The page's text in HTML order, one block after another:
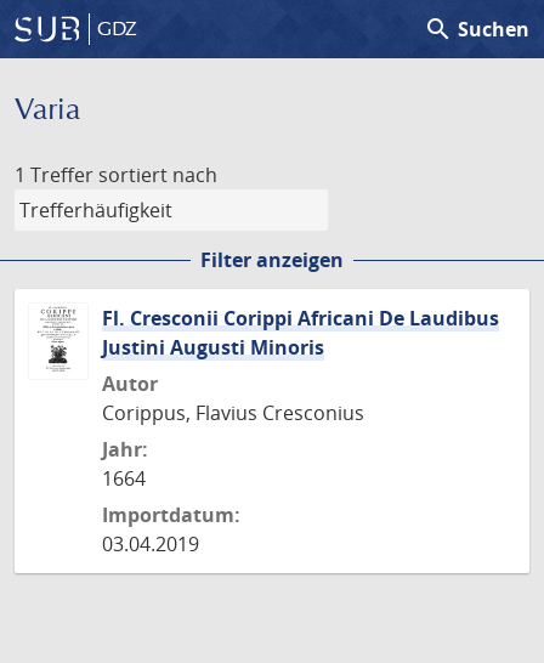
GDZ search Suchen
Varia
1 Treffer sortiert nach
Filter anzeigen
Fl. Cresconii Corippi Africani De Laudibus
Justini Augusti Minoris
Autor
Corippus, Flavius Cresconius
Jahr:
1664
Importdatum:
03.04.2019